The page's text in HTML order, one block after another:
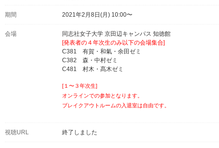
期間 2021年2月8日(月) 10:00〜
会場
同志社女子大学 京田辺キャンパス 知徳館
[発表者の４年次生のみ以下の会場集合]
C381 有賀・和氣・余田ゼミ
C382 森・中村ゼミ
C481 村木・髙木ゼミ
[１〜３年次生]
オンラインでの参加となります。
ブレイクアウトルームの入退室は自由です。
視聴URL 終了しました